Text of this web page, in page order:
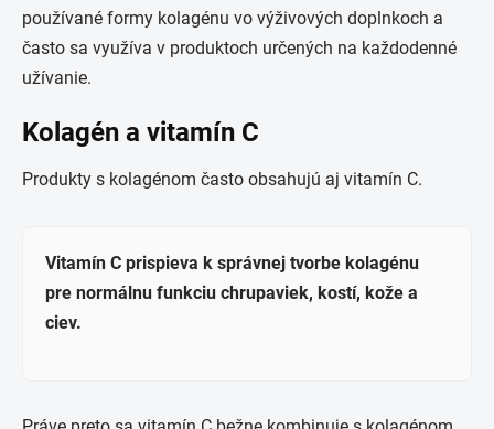
používané formy kolagénu vo výživových doplnkoch a
často sa využíva v produktoch určených na každodenné
užívanie.
Kolagén a vitamín C
Produkty s kolagénom často obsahujú aj vitamín C.
Vitamín C prispieva k správnej tvorbe kolagénu
pre normálnu funkciu chrupaviek, kostí, kože a
ciev.